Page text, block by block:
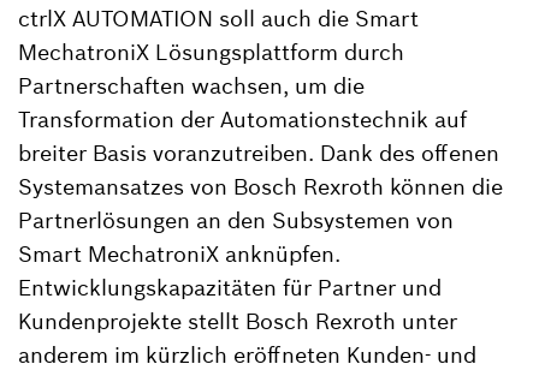
ctrlX AUTOMATION soll auch die Smart
MechatroniX Lösungsplattform durch
Partnerschaften wachsen, um die
Transformation der Automationstechnik auf
breiter Basis voranzutreiben. Dank des offenen
Systemansatzes von Bosch Rexroth können die
Partnerlösungen an den Subsystemen von
Smart MechatroniX anknüpfen.
Entwicklungskapazitäten für Partner und
Kundenprojekte stellt Bosch Rexroth unter
anderem im kürzlich eröffneten Kunden- und